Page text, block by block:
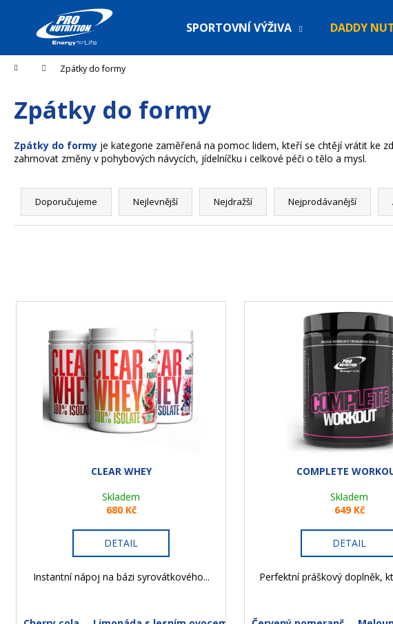
SPORTOVNÍ VÝŽIVA DADDY
Domů Zpátky do formy
Zpátky do formy
Zpátky do formy je kategorie zaměřená na pomoc lidem, kteří se chtějí vrátit ke
zahrnovat změny v pohybových návycích, jídelníčku i celkové péči o tělo a mysl.
Ř
z
Doporučujeme Nejlevnější Nejdražší Nejprodávanější
V
CLEAR WHEY
Skladem
680 Kč
DETAIL
Instantní nápoj na bázi syrovátkového...
COMPLETE
Skladem
649 Kč
DETAIL
Perfektní práškový doplněk,
í
Zpět
do
obchodu
Zpět
do
obchodu